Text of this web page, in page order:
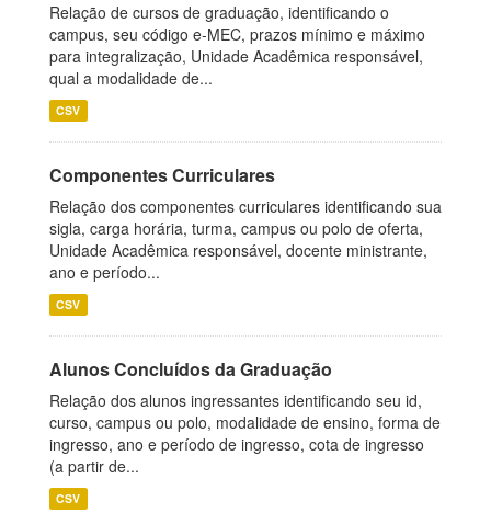
Relação de cursos de graduação, identificando o
campus, seu código e-MEC, prazos mínimo e máximo
para integralização, Unidade Acadêmica responsável,
qual a modalidade de...
CSV
Componentes Curriculares
Relação dos componentes curriculares identificando sua
sigla, carga horária, turma, campus ou polo de oferta,
Unidade Acadêmica responsável, docente ministrante,
ano e período...
CSV
Alunos Concluídos da Graduação
Relação dos alunos ingressantes identificando seu id,
curso, campus ou polo, modalidade de ensino, forma de
ingresso, ano e período de ingresso, cota de ingresso
(a partir de...
CSV